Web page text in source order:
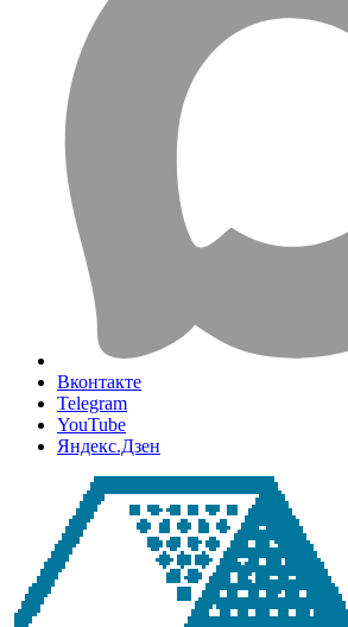
Вконтакте
Telegram
YouTube
Яндекс.Дзен